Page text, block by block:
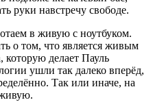
руки навстречу свободе.
в живую с ноутбуком.
о том, что является живым
которую делает Пауль
ушли так далеко вперёд,
Так или иначе, на